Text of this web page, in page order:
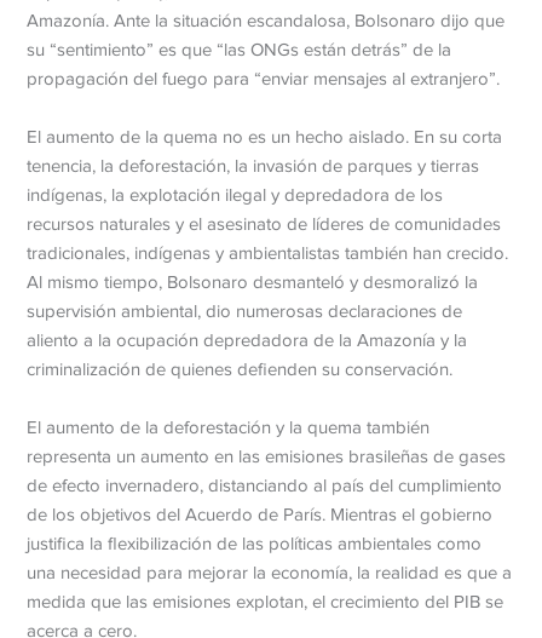
Amazonía. Ante la situación escandalosa, Bolsonaro dijo que
su “sentimiento” es que “las ONGs están detrás” de la
propagación del fuego para “enviar mensajes al extranjero”.
El aumento de la quema no es un hecho aislado. En su corta
tenencia, la deforestación, la invasión de parques y tierras
indígenas, la explotación ilegal y depredadora de los
recursos naturales y el asesinato de líderes de comunidades
tradicionales, indígenas y ambientalistas también han crecido.
Al mismo tiempo, Bolsonaro desmanteló y desmoralizó la
supervisión ambiental, dio numerosas declaraciones de
aliento a la ocupación depredadora de la Amazonía y la
criminalización de quienes defienden su conservación.
El aumento de la deforestación y la quema también
representa un aumento en las emisiones brasileñas de gases
de efecto invernadero, distanciando al país del cumplimiento
de los objetivos del Acuerdo de París. Mientras el gobierno
justifica la flexibilización de las políticas ambientales como
una necesidad para mejorar la economía, la realidad es que a
medida que las emisiones explotan, el crecimiento del PIB se
acerca a cero.